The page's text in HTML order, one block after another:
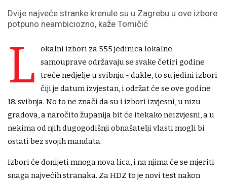
Dvije najveće stranke krenule su u Zagrebu u ove izbore
potpuno neambiciozno, kaže Tomičić
L
okalni izbori za 555 jedinica lokalne
samouprave održavaju se svake četiri godine
treće nedjelje u svibnju - dakle, to su jedini izbori
čiji je datum izvjestan, i održat će se ove godine
18. svibnja. No to ne znači da su i izbori izvjesni, u nizu
gradova, a naročito županija bit će itekako neizvjesni, a u
nekima od njih dugogodišnji obnašatelji vlasti mogli bi
ostati bez svojih mandata.
Izbori će donijeti mnoga nova lica, i na njima će se mjeriti
snaga najvećih stranaka. Za HDZ to je novi test nakon